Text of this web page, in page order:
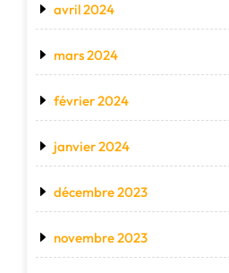
avril 2024
mars 2024
février 2024
janvier 2024
décembre 2023
novembre 2023